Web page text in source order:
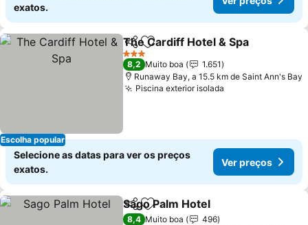
exatos.
Escolha popular
PartilharAdicionar aos favoritos
The Cardiff Hotel & Spa
3 Estrelas
8,2 Muito boa
1.651
Runaway Bay, a 15.5 km de Saint Ann's Bay
Piscina exterior isolada
Selecione as datas para ver os preços
exatos.
Ver preços
PartilharAdicionar aos favoritos
Sago Palm Hotel
8,4 Muito boa
496